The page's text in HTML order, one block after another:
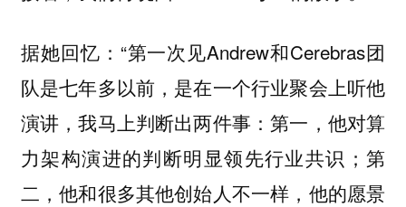
据她回忆：“第一次见Andrew和Cerebras团
队是七年多以前，是在一个行业聚会上听他
演讲，我马上判断出两件事：第一，他对算
力架构演进的判断明显领先行业共识；第
二，他和很多其他创始人不一样，他的愿景